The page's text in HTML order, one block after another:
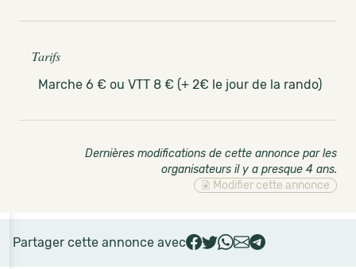
Tarifs
Marche 6 € ou VTT 8 € (+ 2€ le jour de la rando)
Dernières modifications de cette annonce par les
organisateurs il y a presque 4 ans.
Modifier cette annonce
Partager cette annonce avec